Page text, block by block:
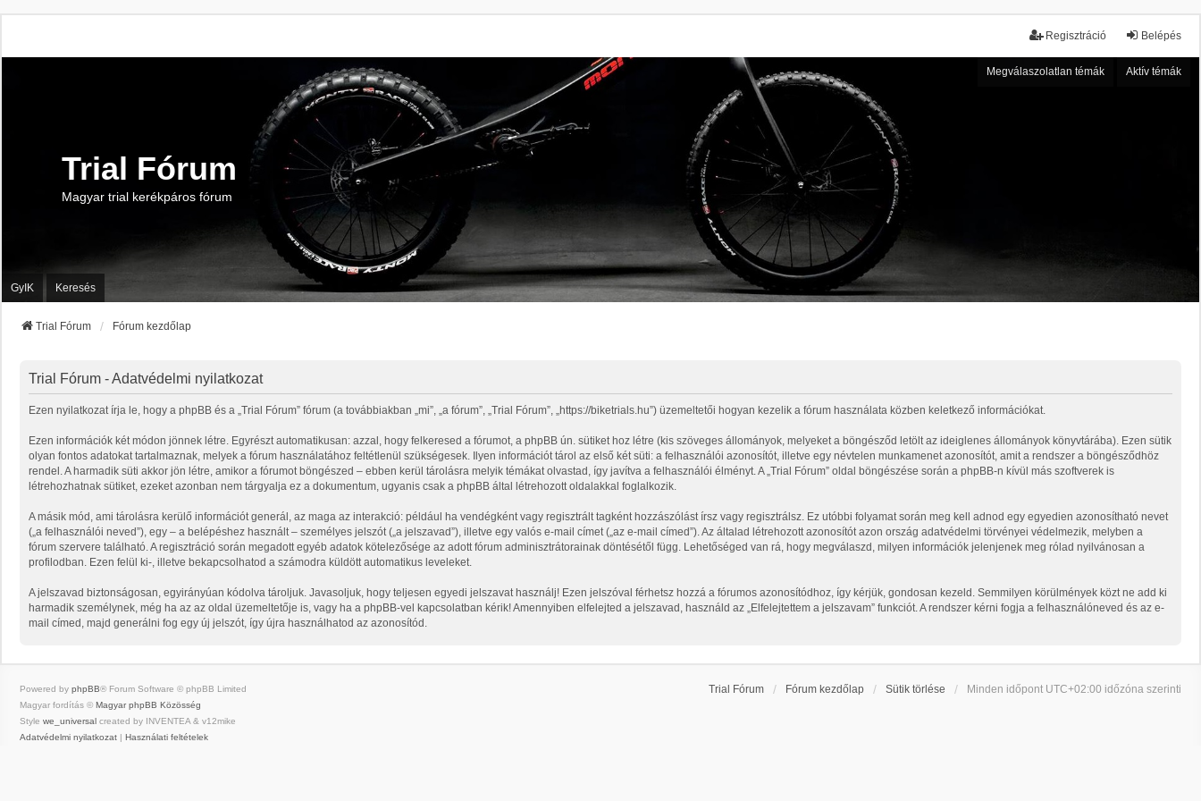
Belépés
Regisztráció
Megválaszolatlan témák Aktív témák
Trial Fórum
Magyar trial kerékpáros fórum
GyIK Keresés
Trial Fórum Fórum kezdőlap
Trial Fórum - Adatvédelmi nyilatkozat
Ezen nyilatkozat írja le, hogy a phpBB és a „Trial Fórum” fórum (a továbbiakban „mi”, „a fórum”, „Trial Fórum”, „https://biketrials.hu”) üzemeltetői hogyan kezelik a fórum használata közben keletkező információkat.
Ezen információk két módon jönnek létre. Egyrészt automatikusan: azzal, hogy felkeresed a fórumot, a phpBB ún. sütiket hoz létre (kis szöveges állományok, melyeket a böngésződ letölt az ideiglenes állományok könyvtárába). Ezen sütik
olyan fontos adatokat tartalmaznak, melyek a fórum használatához feltétlenül szükségesek. Ilyen információt tárol az első két süti: a felhasználói azonosítót, illetve egy névtelen munkamenet azonosítót, amit a rendszer a böngésződhöz
rendel. A harmadik süti akkor jön létre, amikor a fórumot böngészed – ebben kerül tárolásra melyik témákat olvastad, így javítva a felhasználói élményt. A „Trial Fórum” oldal böngészése során a phpBB-n kívül más szoftverek is
létrehozhatnak sütiket, ezeket azonban nem tárgyalja ez a dokumentum, ugyanis csak a phpBB által létrehozott oldalakkal foglalkozik.
A másik mód, ami tárolásra kerülő információt generál, az maga az interakció: például ha vendégként vagy regisztrált tagként hozzászólást írsz vagy regisztrálsz. Ez utóbbi folyamat során meg kell adnod egy egyedien azonosítható nevet
(„a felhasználói neved”), egy – a belépéshez használt – személyes jelszót („a jelszavad”), illetve egy valós e-mail címet („az e-mail címed”). Az általad létrehozott azonosítót azon ország adatvédelmi törvényei védelmezik, melyben a
fórum szervere található. A regisztráció során megadott egyéb adatok kötelezősége az adott fórum adminisztrátorainak döntésétől függ. Lehetőséged van rá, hogy megválaszd, milyen információk jelenjenek meg rólad nyilvánosan a
profilodban. Ezen felül ki-, illetve bekapcsolhatod a számodra küldött automatikus leveleket.
A jelszavad biztonságosan, egyirányúan kódolva tároljuk. Javasoljuk, hogy teljesen egyedi jelszavat használj! Ezen jelszóval férhetsz hozzá a fórumos azonosítódhoz, így kérjük, gondosan kezeld. Semmilyen körülmények közt ne add ki
harmadik személynek, még ha az az oldal üzemeltetője is, vagy ha a phpBB-vel kapcsolatban kérik! Amennyiben elfelejted a jelszavad, használd az „Elfelejtettem a jelszavam” funkciót. A rendszer kérni fogja a felhasználóneved és az e-
mail címed, majd generálni fog egy új jelszót, így újra használhatod az azonosítód.
Trial Fórum Fórum kezdőlap Sütik törlése Minden időpont UTC+02:00 időzóna szerinti
Powered by phpBB® Forum Software © phpBB Limited
Magyar fordítás © Magyar phpBB Közösség
Style we_universal created by INVENTEA & v12mike
Adatvédelmi nyilatkozat
Használati feltételek